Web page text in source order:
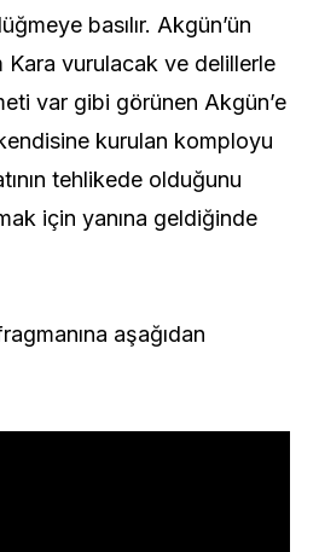
basılır. Akgün’ün
Kara vurulacak ve delillerle
var gibi görünen Akgün’e
kurulan komployu
tehlikede olduğunu
için yanına geldiğinde
aşağıdan